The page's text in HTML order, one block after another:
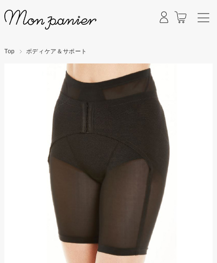
マイページ カート
Top ボディケア＆サポート